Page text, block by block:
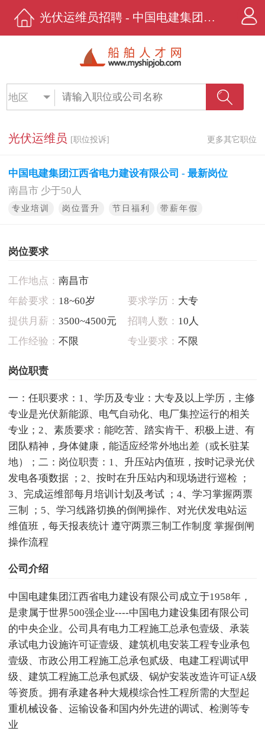
光伏运维员招聘 - 中国电建集团江西省电力建设有限公司 - 船舶人才网
地区
光伏运维员 [职位投诉] 更多其它职位
中国电建集团江西省电力建设有限公司 - 最新岗位
南昌市 少于50人
专业培训 岗位晋升 节日福利 带薪年假
岗位要求
工作地点： 南昌市
年龄要求： 18~60岁 要求学历： 大专
提供月薪： 3500~4500元 招聘人数： 10人
工作经验： 不限 专业要求： 不限
岗位职责
一：任职要求：1、学历及专业：大专及以上学历，主修
专业是光伏新能源、电气自动化、电厂集控运行的相关
专业；2、素质要求：能吃苦、踏实肯干、积极上进、有
团队精神，身体健康，能适应经常外地出差（或长驻某
地）；二：岗位职责：1、升压站内值班，按时记录光伏
发电各项数据 ；2、按时在升压站内和现场进行巡检 ；
3、完成运维部每月培训计划及考试 ；4、学习掌握两票
三制 ；5、学习线路切换的倒闸操作、对光伏发电站运
维值班，每天报表统计 遵守两票三制工作制度 掌握倒闸
操作流程
公司介绍
中国电建集团江西省电力建设有限公司成立于1958年，
是隶属于世界500强企业----中国电力建设集团有限公司
的中央企业。公司具有电力工程施工总承包壹级、承装
承试电力设施许可证壹级、建筑机电安装工程专业承包
壹级、市政公用工程施工总承包贰级、电建工程调试甲
级、建筑工程施工总承包贰级、锅炉安装改造许可证A级
等资质。拥有承建各种大规模综合性工程所需的大型起
重机械设备、运输设备和国内外先进的调试、检测等专
业